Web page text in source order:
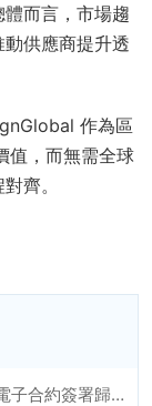
而言，市場趨
供應商提升透
作為區
值，而無需全球
齊。
eSign.AI與Lark多維表格整合正式上線：電子合約簽署歸檔全程自動化